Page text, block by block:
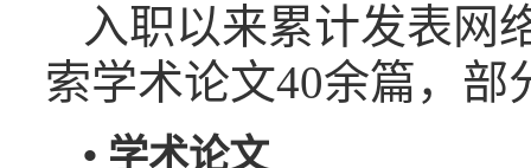
入职以来累计发表网
索学术论文40余篇，部
• 学术论文